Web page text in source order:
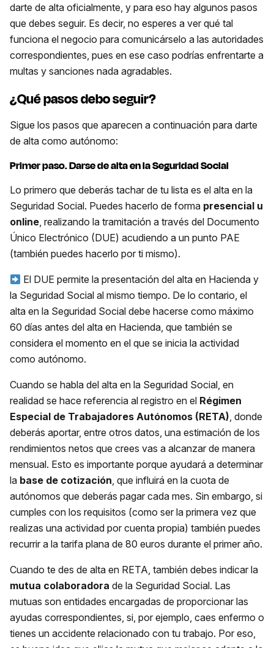
darte de alta oficialmente, y para eso hay algunos pasos
que debes seguir. Es decir, no esperes a ver qué tal
funciona el negocio para comunicárselo a las autoridades
correspondientes, pues en ese caso podrías enfrentarte a
multas y sanciones nada agradables.
¿Qué pasos debo seguir?
Sigue los pasos que aparecen a continuación para darte
de alta como autónomo:
Primer paso. Darse de alta en la Seguridad Social
Lo primero que deberás tachar de tu lista es el alta en la
Seguridad Social. Puedes hacerlo de forma presencial u
online, realizando la tramitación a través del Documento
Único Electrónico (DUE) acudiendo a un punto PAE
(también puedes hacerlo por ti mismo).
El DUE permite la presentación del alta en Hacienda y
la Seguridad Social al mismo tiempo. De lo contario, el
alta en la Seguridad Social debe hacerse como máximo
60 días antes del alta en Hacienda, que también se
considera el momento en el que se inicia la actividad
como autónomo.
Cuando se habla del alta en la Seguridad Social, en
realidad se hace referencia al registro en el Régimen
Especial de Trabajadores Autónomos (RETA), donde
deberás aportar, entre otros datos, una estimación de los
rendimientos netos que crees vas a alcanzar de manera
mensual. Esto es importante porque ayudará a determinar
la base de cotización, que influirá en la cuota de
autónomos que deberás pagar cada mes. Sin embargo, si
cumples con los requisitos (como ser la primera vez que
realizas una actividad por cuenta propia) también puedes
recurrir a la tarifa plana de 80 euros durante el primer año.
Cuando te des de alta en RETA, también debes indicar la
mutua colaboradora de la Seguridad Social. Las
mutuas son entidades encargadas de proporcionar las
ayudas correspondientes, si, por ejemplo, caes enfermo o
tienes un accidente relacionado con tu trabajo. Por eso,